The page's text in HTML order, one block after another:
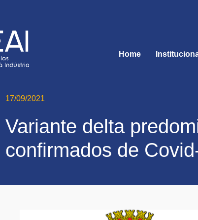
Home
17/09/2021
Variante delta
confirmados de